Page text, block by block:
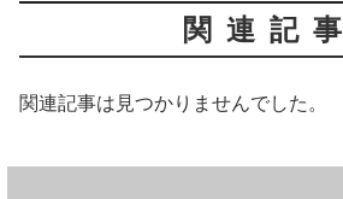
関連記事
関連記事は見つかりませんでした。